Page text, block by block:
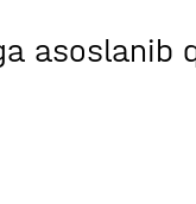
asoslanib